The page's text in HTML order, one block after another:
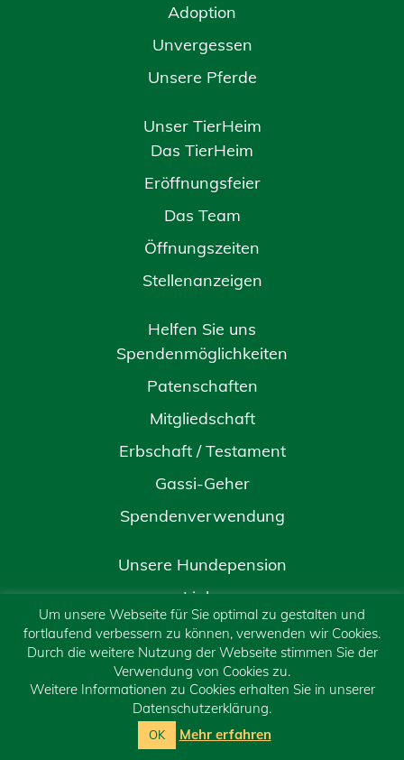
Adoption
Unvergessen
Unsere Pferde
Unser TierHeim
Das TierHeim
Eröffnungsfeier
Das Team
Öffnungszeiten
Stellenanzeigen
Helfen Sie uns
Spendenmöglichkeiten
Patenschaften
Mitgliedschaft
Erbschaft / Testament
Gassi-Geher
Spendenverwendung
Unsere Hundepension
Links
Kontakt
Impressum
Datenschutzerklärung
Sitemap
Um unsere Webseite für Sie optimal zu gestalten und
fortlaufend verbessern zu können, verwenden wir Cookies.
Durch die weitere Nutzung der Webseite stimmen Sie der
Verwendung von Cookies zu.
Weitere Informationen zu Cookies erhalten Sie in unserer
Datenschutzerklärung.
OK Mehr erfahren